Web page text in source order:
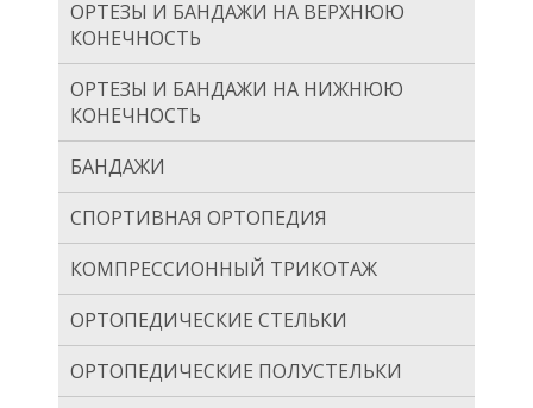
ОРТЕЗЫ И БАНДАЖИ НА ВЕРХНЮЮ
КОНЕЧНОСТЬ
ОРТЕЗЫ И БАНДАЖИ НА НИЖНЮЮ
КОНЕЧНОСТЬ
БАНДАЖИ
СПОРТИВНАЯ ОРТОПЕДИЯ
КОМПРЕССИОННЫЙ ТРИКОТАЖ
ОРТОПЕДИЧЕСКИЕ СТЕЛЬКИ
ОРТОПЕДИЧЕСКИЕ ПОЛУСТЕЛЬКИ